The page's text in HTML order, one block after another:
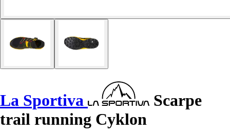
La Sportiva
Scarpe
trail running Cyklon